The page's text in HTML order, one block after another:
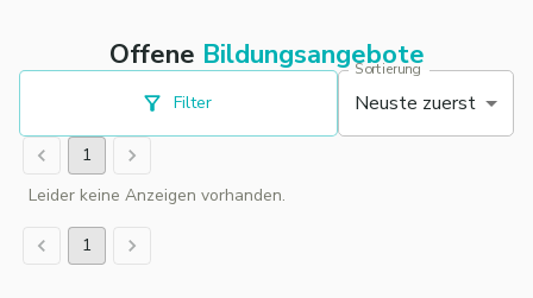
Offene Bildungsangebote
Filter
Sortierung
Neuste zuerst
1
Leider keine Anzeigen vorhanden.
1